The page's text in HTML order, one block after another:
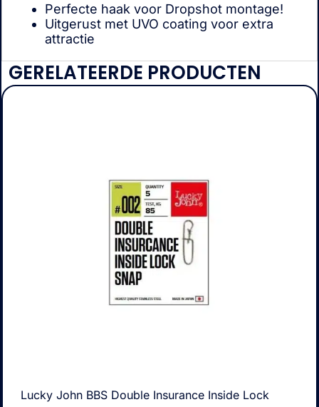
Perfecte haak voor Dropshot montage!
Uitgerust met UVO coating voor extra
attractie
GERELATEERDE PRODUCTEN
Lucky John BBS Double Insurance Inside Lock